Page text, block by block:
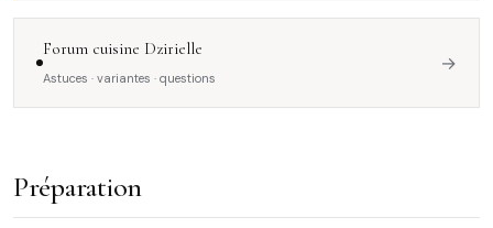
Forum cuisine Dzirielle
Astuces · variantes · questions
→
Préparation